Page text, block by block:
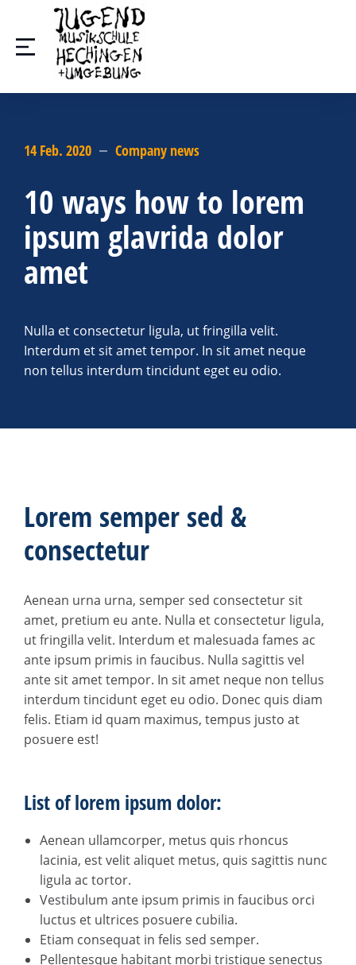
14 Feb. 2020 Company news
10 ways how to lorem
ipsum glavrida dolor
amet
Nulla et consectetur ligula, ut fringilla velit.
Interdum et sit amet tempor. In sit amet neque
non tellus interdum tincidunt eget eu odio.
Lorem semper sed &
consectetur
Aenean urna urna, semper sed consectetur sit
amet, pretium eu ante. Nulla et consectetur ligula,
ut fringilla velit. Interdum et malesuada fames ac
ante ipsum primis in faucibus. Nulla sagittis vel
ante sit amet tempor. In sit amet neque non tellus
interdum tincidunt eget eu odio. Donec quis diam
felis. Etiam id quam maximus, tempus justo at
posuere est!
List of lorem ipsum dolor:
Aenean ullamcorper, metus quis rhoncus
lacinia, est velit aliquet metus, quis sagittis nunc
ligula ac tortor.
Vestibulum ante ipsum primis in faucibus orci
luctus et ultrices posuere cubilia.
Etiam consequat in felis sed semper.
Pellentesque habitant morbi tristique senectus